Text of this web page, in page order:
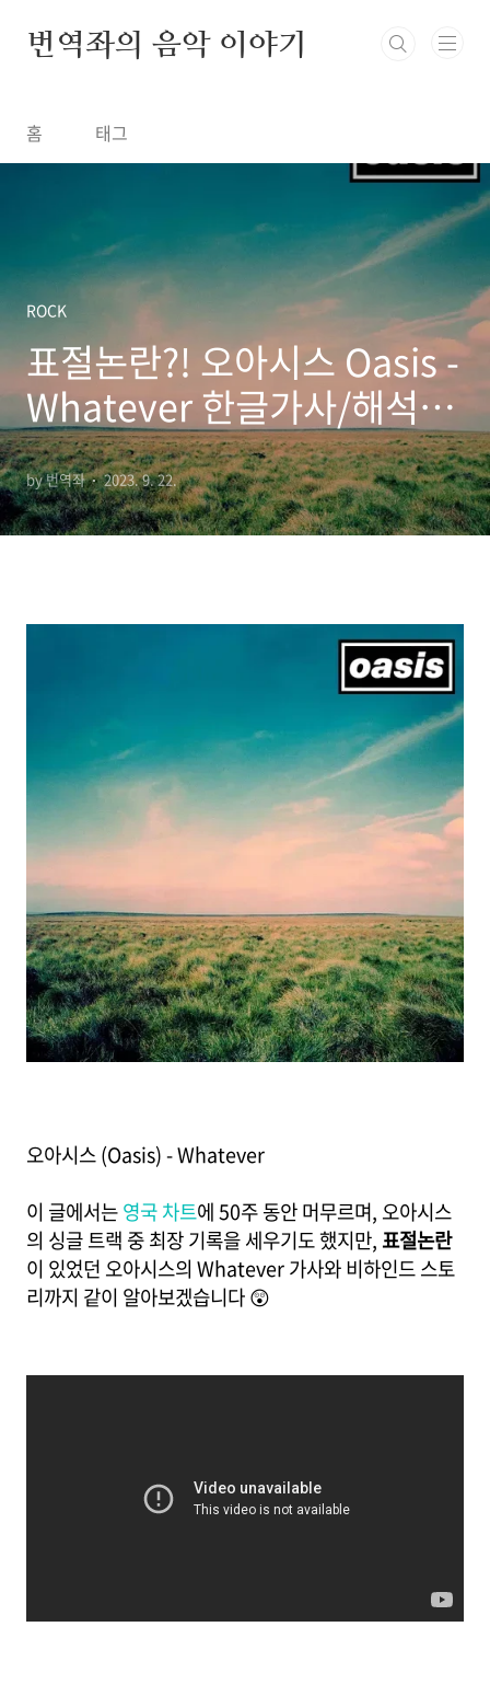
번역좌의 음악 이야기
홈 태그
ROCK
표절논란?! 오아시스 Oasis -
Whatever 한글가사/해석/
뜻/의미
by 번역좌 2023. 9. 22.
오아시스 (Oasis) - Whatever
이 글에서는영국 차트에 50주 동안 머무르며, 오아시스
의 싱글 트랙 중 최장 기록을 세우기도 했지만, 표절논란
이 있었던 오아시스의 Whatever 가사와 비하인드 스토
리까지 같이 알아보겠습니다 😲